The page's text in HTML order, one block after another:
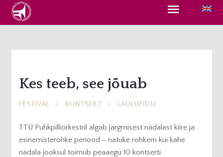
Kes teeb, see jõuab
FESTIVAL KONTSERT LAULUPIDU
TTÜ Puhkpilliorkestril algab järgmisest nädalast kiire ja
esinemisterohke periood – natuke rohkem kui kahe
nädala jooksul toimub peaaegu 10 kontserti.